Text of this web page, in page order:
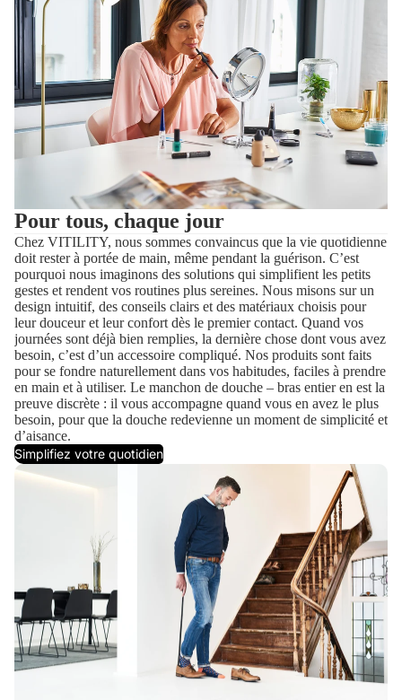
Pour tous, chaque jour
Chez VITILITY, nous sommes convaincus que la vie quotidienne
doit rester à portée de main, même pendant la guérison. C’est
pourquoi nous imaginons des solutions qui simplifient les petits
gestes et rendent vos routines plus sereines. Nous misons sur un
design intuitif, des conseils clairs et des matériaux choisis pour
leur douceur et leur confort dès le premier contact. Quand vos
journées sont déjà bien remplies, la dernière chose dont vous avez
besoin, c’est d’un accessoire compliqué. Nos produits sont faits
pour se fondre naturellement dans vos habitudes, faciles à prendre
en main et à utiliser. Le manchon de douche – bras entier en est la
preuve discrète : il vous accompagne quand vous en avez le plus
besoin, pour que la douche redevienne un moment de simplicité et
d’aisance.
Simplifiez votre quotidien